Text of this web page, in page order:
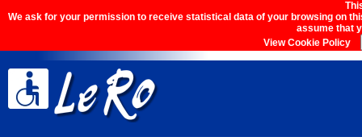
We ask for your permission to receive statistical data of your browsing on
assume that
View Cookie Policy